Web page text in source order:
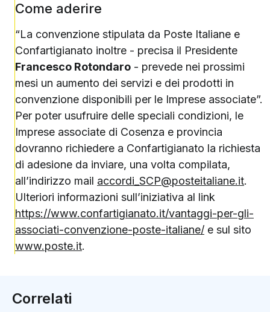
Come aderire
“La convenzione stipulata da Poste Italiane e
Confartigianato inoltre - precisa il Presidente
Francesco Rotondaro - prevede nei prossimi
mesi un aumento dei servizi e dei prodotti in
convenzione disponibili per le Imprese associate”.
Per poter usufruire delle speciali condizioni, le
Imprese associate di Cosenza e provincia
dovranno richiedere a Confartigianato la richiesta
di adesione da inviare, una volta compilata,
all’indirizzo mail accordi_SCP@posteitaliane.it.
Ulteriori informazioni sull’iniziativa al link
https://www.confartigianato.it/vantaggi-per-gli-
associati-convenzione-poste-italiane/ e sul sito
www.poste.it.
Correlati